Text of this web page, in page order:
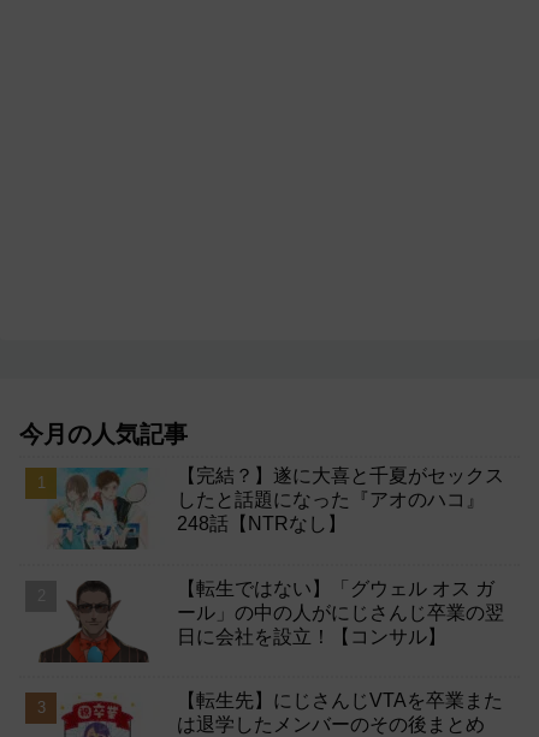
今月の人気記事
【完結？】遂に大喜と千夏がセックス
したと話題になった『アオのハコ』
248話【NTRなし】
【転生ではない】「グウェル オス ガ
ール」の中の人がにじさんじ卒業の翌
日に会社を設立！【コンサル】
【転生先】にじさんじVTAを卒業また
は退学したメンバーのその後まとめ